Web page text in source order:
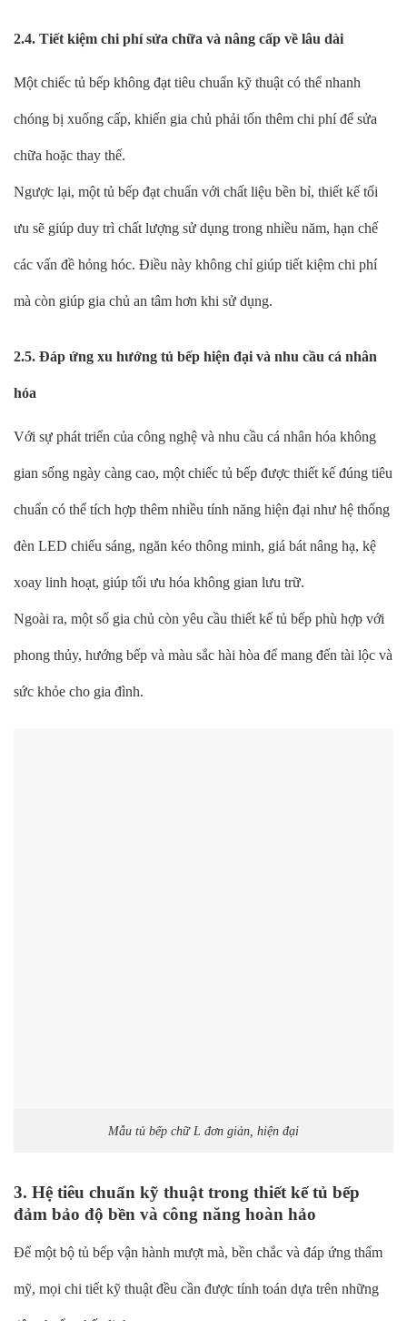
2.4. Tiết kiệm chi phí sửa chữa và nâng cấp về lâu dài
Một chiếc tủ bếp không đạt tiêu chuẩn kỹ thuật có thể nhanh
chóng bị xuống cấp, khiến gia chủ phải tốn thêm chi phí để sửa
chữa hoặc thay thế.
Ngược lại, một tủ bếp đạt chuẩn với chất liệu bền bỉ, thiết kế tối
ưu sẽ giúp duy trì chất lượng sử dụng trong nhiều năm, hạn chế
các vấn đề hỏng hóc. Điều này không chỉ giúp tiết kiệm chi phí
mà còn giúp gia chủ an tâm hơn khi sử dụng.
2.5. Đáp ứng xu hướng tủ bếp hiện đại và nhu cầu cá nhân
hóa
Với sự phát triển của công nghệ và nhu cầu cá nhân hóa không
gian sống ngày càng cao, một chiếc tủ bếp được thiết kế đúng tiêu
chuẩn có thể tích hợp thêm nhiều tính năng hiện đại như hệ thống
đèn LED chiếu sáng, ngăn kéo thông minh, giá bát nâng hạ, kệ
xoay linh hoạt, giúp tối ưu hóa không gian lưu trữ.
Ngoài ra, một số gia chủ còn yêu cầu thiết kế tủ bếp phù hợp với
phong thủy, hướng bếp và màu sắc hài hòa để mang đến tài lộc và
sức khỏe cho gia đình.
Mẫu tủ bếp chữ L đơn giản, hiện đại
3. Hệ tiêu chuẩn kỹ thuật trong thiết kế tủ bếp
đảm bảo độ bền và công năng hoàn hảo
Để một bộ tủ bếp vận hành mượt mà, bền chắc và đáp ứng thẩm
mỹ, mọi chi tiết kỹ thuật đều cần được tính toán dựa trên những